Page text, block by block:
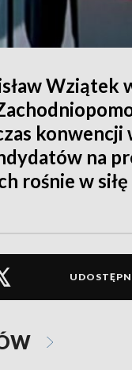
Wziątek
na
rośnie w